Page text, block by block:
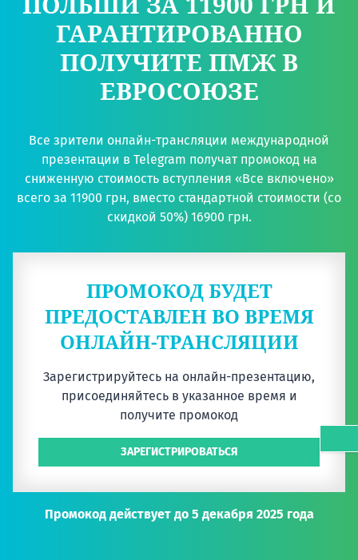
ГАРАНТИРОВАННО
ПОЛУЧИТЕ ПМЖ В
ЕВРОСОЮЗЕ
Все зрители онлайн-трансляции международной
презентации в Telegram получат промокод на
сниженную стоимость вступления «Все включено»
всего за 11900 грн, вместо стандартной стоимости (со
скидкой 50%) 16900 грн.
ПРОМОКОД БУДЕТ
ПРЕДОСТАВЛЕН ВО ВРЕМЯ
ОНЛАЙН-ТРАНСЛЯЦИИ
Зарегистрируйтесь на онлайн-презентацию,
присоединяйтесь в указанное время и
получите промокод
ЗАРЕГИСТРИРОВАТЬСЯ
Промокод действует до 5 декабря 2025 года